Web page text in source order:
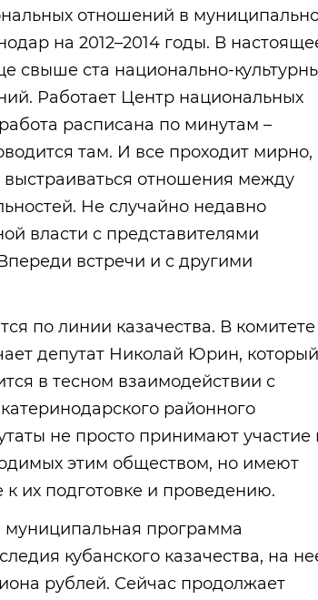
отношений в
на 2012–2014 годы. В
свыше ста национально-
Работает Центр национальных
расписана по минутам –
там. И все проходит мирно,
отношения между
Не случайно недавно
власти с представителями
встречи и с другими
по линии казачества. В комитете
депутат Николай Юрин, который
в тесном взаимодействии с
районного
не просто принимают участие
этим обществом, но имеют
их подготовке и проведению.
муниципальная программа
кубанского казачества, на
рублей. Сейчас продолжает